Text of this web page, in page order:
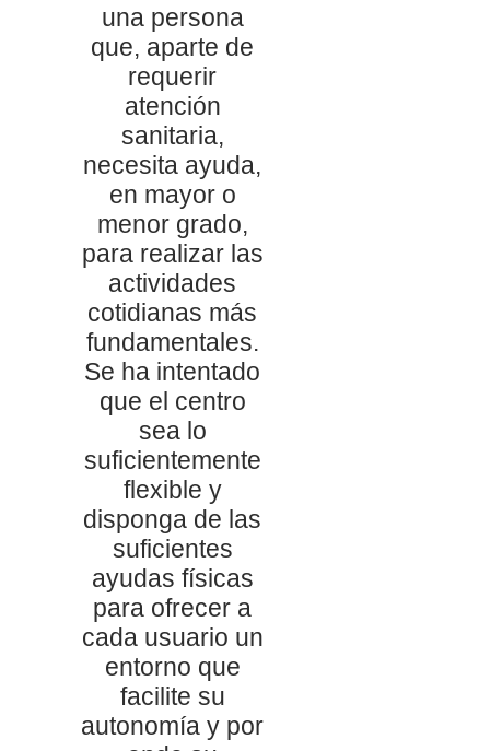
una persona
que, aparte de
requerir
atención
sanitaria,
necesita ayuda,
en mayor o
menor grado,
para realizar las
actividades
cotidianas más
fundamentales.
Se ha intentado
que el centro
sea lo
suficientemente
flexible y
disponga de las
suficientes
ayudas físicas
para ofrecer a
cada usuario un
entorno que
facilite su
autonomía y por